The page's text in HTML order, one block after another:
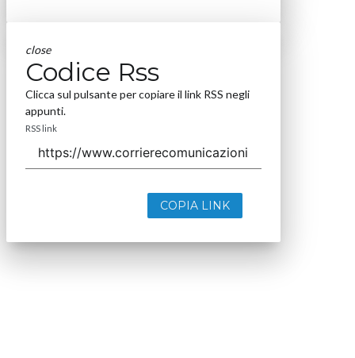
close
Codice Rss
Clicca sul pulsante per copiare il link RSS negli
appunti.
RSS link
COPIA LINK